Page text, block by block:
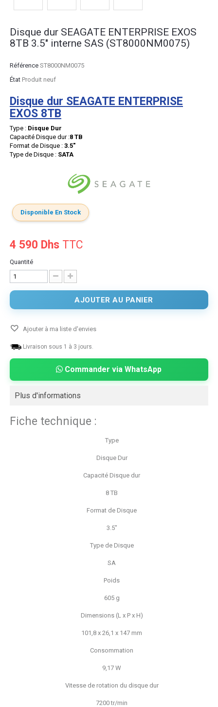
Disque dur SEAGATE ENTERPRISE EXOS
8TB 3.5" interne SAS (ST8000NM0075)
Référence ST8000NM0075
État Produit neuf
Disque dur SEAGATE ENTERPRISE
EXOS 8TB
Type : Disque Dur
Capacité Disque dur :8 TB
Format de Disque : 3.5"
Type de Disque : SATA
Disponible En Stock
4 590 Dhs TTC
Quantité
AJOUTER AU PANIER
Ajouter à ma liste d'envies
Livraison sous 1 à 3 jours.
Commander via WhatsApp
Plus d'informations
Fiche technique :
Type
Disque Dur
Capacité Disque dur
8 TB
Format de Disque
3.5"
Type de Disque
SA
Poids
605 g
Dimensions (L x P x H)
101,8 x 26,1 x 147 mm
Consommation
9,17 W
Vitesse de rotation du disque dur
7200 tr/min